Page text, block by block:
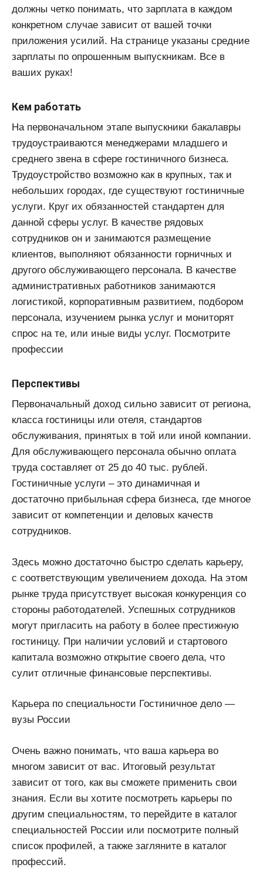
должны четко понимать, что зарплата в каждом
конкретном случае зависит от вашей точки
приложения усилий. На странице указаны средние
зарплаты по опрошенным выпускникам. Все в
ваших руках!
Кем работать
На первоначальном этапе выпускники бакалавры
трудоустраиваются менеджерами младшего и
среднего звена в сфере гостиничного бизнеса.
Трудоустройство возможно как в крупных, так и
небольших городах, где существуют гостиничные
услуги. Круг их обязанностей стандартен для
данной сферы услуг. В качестве рядовых
сотрудников он и занимаются размещение
клиентов, выполняют обязанности горничных и
другого обслуживающего персонала. В качестве
административных работников занимаются
логистикой, корпоративным развитием, подбором
персонала, изучением рынка услуг и мониторят
спрос на те, или иные виды услуг. Посмотрите
профессии
Перспективы
Первоначальный доход сильно зависит от региона,
класса гостиницы или отеля, стандартов
обслуживания, принятых в той или иной компании.
Для обслуживающего персонала обычно оплата
труда составляет от 25 до 40 тыс. рублей.
Гостиничные услуги – это динамичная и
достаточно прибыльная сфера бизнеса, где многое
зависит от компетенции и деловых качеств
сотрудников.
Здесь можно достаточно быстро сделать карьеру,
с соответствующим увеличением дохода. На этом
рынке труда присутствует высокая конкуренция со
стороны работодателей. Успешных сотрудников
могут пригласить на работу в более престижную
гостиницу. При наличии условий и стартового
капитала возможно открытие своего дела, что
сулит отличные финансовые перспективы.
Карьера по специальности Гостиничное дело —
вузы России
Очень важно понимать, что ваша карьера во
многом зависит от вас. Итоговый результат
зависит от того, как вы сможете применить свои
знания. Если вы хотите посмотреть карьеры по
другим специальностям, то перейдите в каталог
специальностей России или посмотрите полный
список профилей, а также загляните в каталог
профессий.